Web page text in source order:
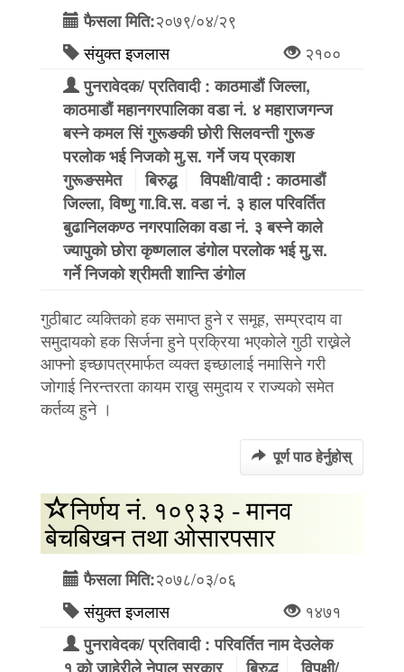
फैसला मिति:२०७९/०४/२९
संयुक्त इजलास
२१००
पुनरावेदक/ प्रतिवादी : काठमाडौं जिल्ला,
काठमाडौं महानगरपालिका वडा नं. ४ महाराजगन्ज
बस्ने कमल सिं गुरूङकी छोरी सिलवन्ती गुरूङ
परलोक भई निजको मु.स. गर्ने जय प्रकाश
गुरूङसमेत
बिरुद्ध
विपक्षी/वादी : काठमाडौं
जिल्ला, विष्णु गा.वि.स. वडा नं. ३ हाल परिवर्तित
बुढानिलकण्ठ नगरपालिका वडा नं. ३ बस्ने काले
ज्यापुको छोरा कृष्णलाल डंगोल परलोक भई मु.स.
गर्ने निजको श्रीमती शान्ति डंगोल
गुठीबाट व्यक्तिको हक समाप्त हुने र समूह, सम्प्रदाय वा
समुदायको हक सिर्जना हुने प्रक्रिया भएकोले गुठी राख्नेले
आफ्नो इच्छापत्रमार्फत व्यक्त इच्छालाई नमासिने गरी
जोगाई निरन्तरता कायम राख्नु समुदाय र राज्यको समेत
कर्तव्य हुने ।
पूर्ण पाठ हेर्नुहोस्
निर्णय नं. १०९३३ - मानव
बेचबिखन तथा ओसारपसार
फैसला मिति:२०७८/०३/०६
संयुक्त इजलास
१४७१
पुनरावेदक/ प्रतिवादी : परिवर्तित नाम देउलेक
१ को जाहेरीले नेपाल सरकार
बिरुद्ध विपक्षी/